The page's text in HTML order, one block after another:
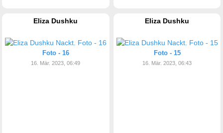
Eliza Dushku
Foto - 16
16. Mär. 2023, 06:49
Eliza Dushku
Foto - 15
16. Mär. 2023, 06:43